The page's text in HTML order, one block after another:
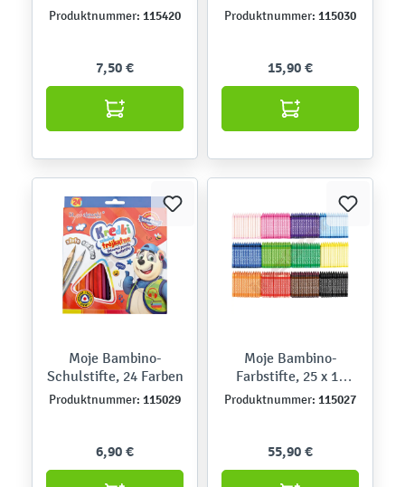
Farben
Produktnummer: 115420
7,50 €
Farben - große
Produktnummer: 115030
15,90 €
Moje Bambino-
Schulstifte, 24 Farben
Produktnummer: 115029
6,90 €
Moje Bambino-
Farbstifte, 25 x 12
Farben - Sparset
Produktnummer: 115027
55,90 €